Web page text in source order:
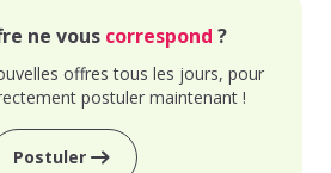
ne vous correspond ?
offres tous les jours, pour
postuler maintenant !
Postuler